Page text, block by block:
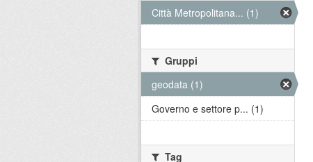
Città Metropolitana... (1)
Gruppi
geodata (1)
Governo e settore p... (1)
Tag